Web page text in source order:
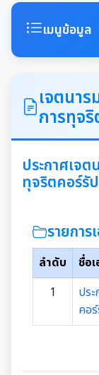
เมนูข้อมูล
คำแถลงนโย
ข้อมูลทั่วไปเ
อำนาจห
แผนการดำเ
แผนดำเ
รายงา
รายงานกา
เจตนา
การทุจ
ประกาศเจ
ทุจริตคอร์รั
รายการ
ลำดับ
ชื่อ
1
ปร
คอ